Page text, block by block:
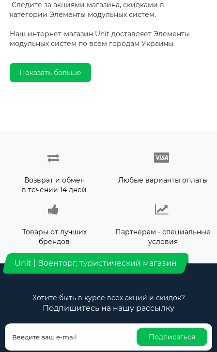
Следите за акциями магазина, скидками в
категории Элементы модульных систем.
Наш интернет-магазин Unit доставляет Элементы
модульных систем по всем городам Украины.
Показать больше
Возврат и обмен
в течении 14 дней
Любые варианты оплаты
Товары от лучших
брендов
Партнерам - специальные
условия
Unit | Военторг, туристический магазин
Хотите быть в курсе всех акций и скидок?
Подпишитесь на нашу рассылку
Подписаться